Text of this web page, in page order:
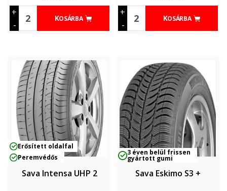
+
-
KOSÁRBA
+
-
KOSÁRBA
Erősített oldalfal
Peremvédős
Sava Intensa UHP 2
3 éven belül frissen
gyártott gumi
Sava Eskimo S3 +